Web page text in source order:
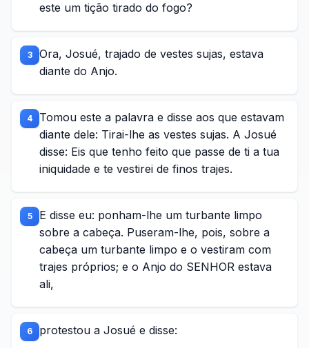
este um tição tirado do fogo?
3
Ora, Josué, trajado de vestes sujas, estava
diante do Anjo.
4
Tomou este a palavra e disse aos que estavam
diante dele: Tirai-lhe as vestes sujas. A Josué
disse: Eis que tenho feito que passe de ti a tua
iniquidade e te vestirei de finos trajes.
5
E disse eu: ponham-lhe um turbante limpo
sobre a cabeça. Puseram-lhe, pois, sobre a
cabeça um turbante limpo e o vestiram com
trajes próprios; e o Anjo do SENHOR estava
ali,
6 protestou a Josué e disse: